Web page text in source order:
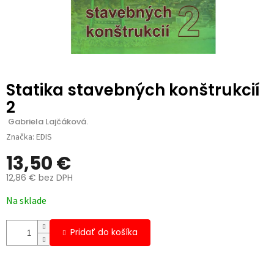
Statika stavebných konštrukcií
2
Gabriela Lajčáková.
Značka: EDIS
13,50 €
12,86 € bez DPH
cena:
Na sklade
Pridať do košíka